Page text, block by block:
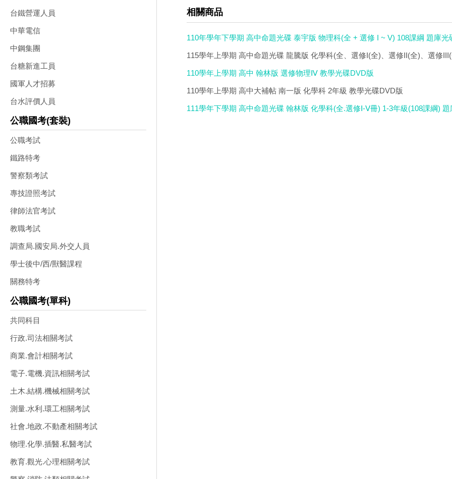
台鐵營運人員
中華電信
中鋼集團
台糖新進工員
國軍人才招募
台水評價人員
公職國考(套裝)
公職考試
鐵路特考
警察類考試
專技證照考試
律師法官考試
教職考試
調查局.國安局.外交人員
學士後中/西/獸醫課程
關務特考
公職國考(單科)
共同科目
行政.司法相關考試
商業.會計相關考試
電子.電機.資訊相關考試
土木.結構.機械相關考試
測量.水利.環工相關考試
社會.地政.不動產相關考試
物理.化學.插醫.私醫考試
教育.觀光.心理相關考試
相關商品
110年學年下學期 高中命題光碟 泰宇版 物理科(全 + 選修 I ~ V) 108課綱 題庫光
115學年上學期 高中命題光碟 龍騰版 化學科(全、選修I(全)、選修II(全)、選修
光碟
110學年上學期 高中 翰林版 選修物理Ⅳ 教學光碟DVD版
110學年上學期 高中大補帖 南一版 化學科 2年級 教學光碟DVD版
111學年下學期 高中命題光碟 翰林版 化學科(全.選修Ⅰ-Ⅴ冊) 1-3年級(108課綱)